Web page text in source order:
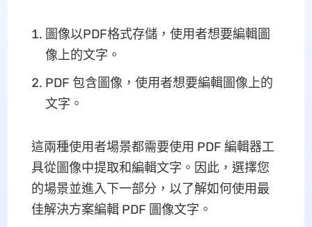
圖像以PDF格式存儲，使用者想要編輯圖
像上的文字。
PDF 包含圖像，使用者想要編輯圖像上的
文字。
這兩種使用者場景都需要使用 PDF 編輯器工
具從圖像中提取和編輯文字。因此，選擇您
的場景並進入下一部分，以了解如何使用最
佳解決方案編輯 PDF 圖像文字。